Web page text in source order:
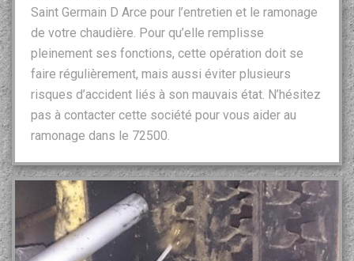
Saint Germain D Arce pour l’entretien et le ramonage
de votre chaudière. Pour qu’elle remplisse
pleinement ses fonctions, cette opération doit se
faire régulièrement, mais aussi éviter plusieurs
risques d’accident liés à son mauvais état. N’hésitez
pas à contacter cette société pour vous aider au
ramonage dans le 72500.